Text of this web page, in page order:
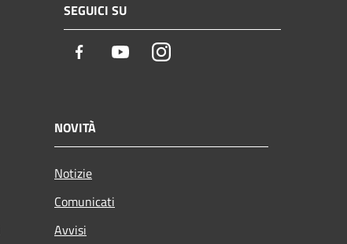
SEGUICI SU
Facebook YoutubeInstagram
NOVITÀ
Notizie
Comunicati
Avvisi